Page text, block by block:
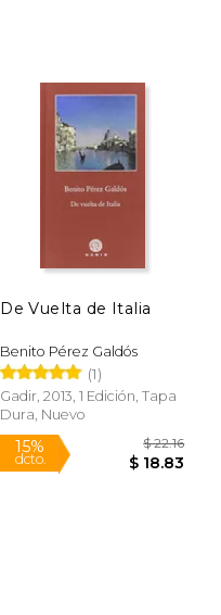
15%
dcto.
De Vuelta de Italia
Benito Pérez Galdós
(1)
Gadir, 2013, 1 Edición, Tapa
Dura, Nuevo